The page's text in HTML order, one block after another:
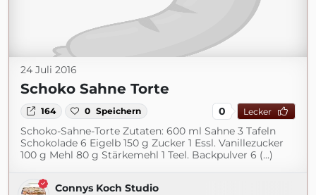
24 Juli 2016
Schoko Sahne Torte
164 0 Speichern 0 Lecker
Schoko-Sahne-Torte Zutaten: 600 ml Sahne 3 Tafeln
Schokolade 6 Eigelb 150 g Zucker 1 Essl. Vanillezucker
100 g Mehl 80 g Stärkemehl 1 Teel. Backpulver 6 (...)
Connys Koch Studio